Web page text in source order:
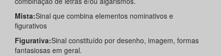
Mista:Sinal que combina elementos nominativos e
figurativos
Figurativa:Sinal constituído por desenho, imagem, formas
fantasiosas em geral.